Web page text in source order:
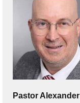
PastorAlexander